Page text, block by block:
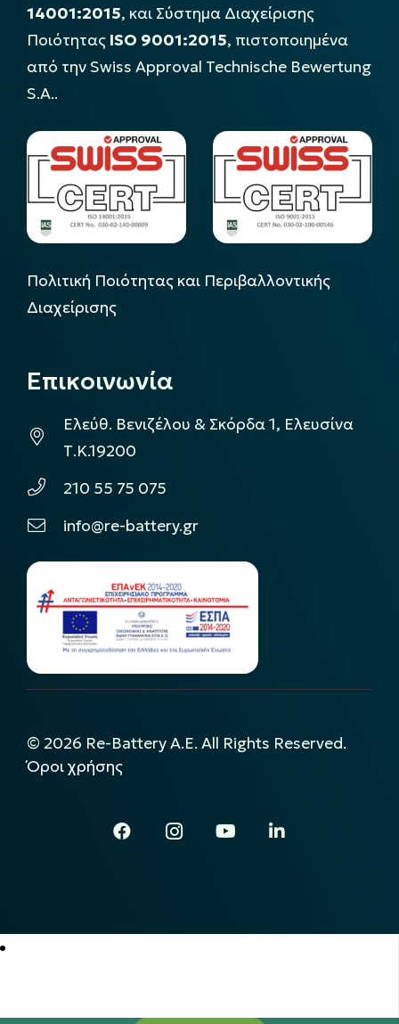
14001:2015, και Σύστημα Διαχείρισης
Ποιότητας ISO 9001:2015, πιστοποιημένα
από την Swiss Approval Technische Bewertung
S.A..
Πολιτική Ποιότητας και Περιβαλλοντικής
Διαχείρισης
Επικοινωνία
Ελεύθ. Βενιζέλου & Σκόρδα 1, Ελευσίνα
Τ.Κ.19200
210 55 75 075
info@re-battery.gr
© 2026 Re-Battery A.E. All Rights Reserved.
Όροι χρήσης